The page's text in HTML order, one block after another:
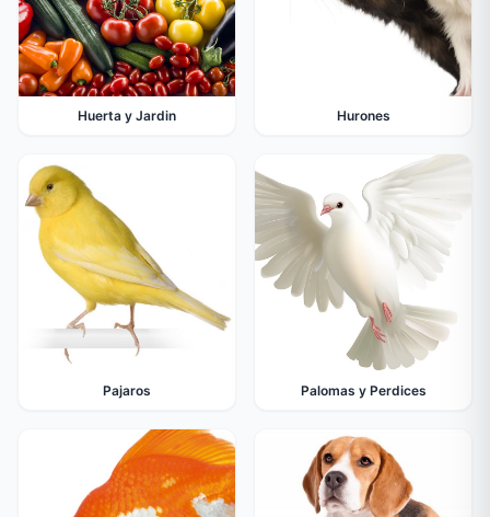
Huerta y Jardin Hurones
Pajaros Palomas y Perdices